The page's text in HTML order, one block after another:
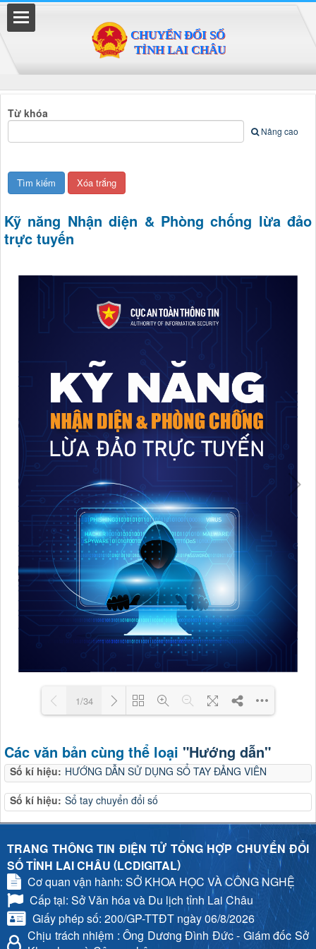
Từ khóa
Nâng cao
Kỹ năng Nhận diện & Phòng chống lừa đảo
trực tuyến
Loading PDF 21% ...
1/34
Các văn bản cùng thể loại "Hướng dẫn"
Số kí hiệu: HƯỚNG DẪN SỬ DỤNG SỔ TAY ĐẢNG VIÊN
Số kí hiệu: Sổ tay chuyển đổi số
TRANG THÔNG TIN ĐIỆN TỬ TỔNG HỢP CHUYỂN ĐỔI
SỐ TỈNH LAI CHÂU (LCDIGITAL)
Cơ quan vận hành: SỞ KHOA HỌC VÀ CÔNG NGHỆ
Cấp tại: Sở Văn hóa và Du lịch tỉnh Lai Châu
Giấy phép số: 200/GP-TTĐT ngày 06/8/2026
Chịu trách nhiệm : Ông Dương Đình Đức - Giám đốc Sở
Đã kết nối EMC